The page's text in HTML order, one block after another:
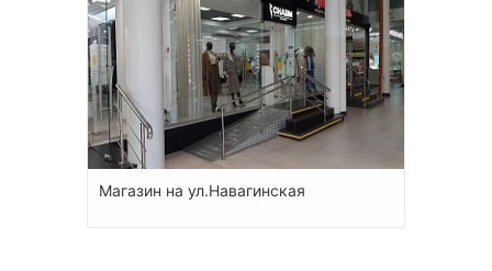
Магазин на ул.Навагинская